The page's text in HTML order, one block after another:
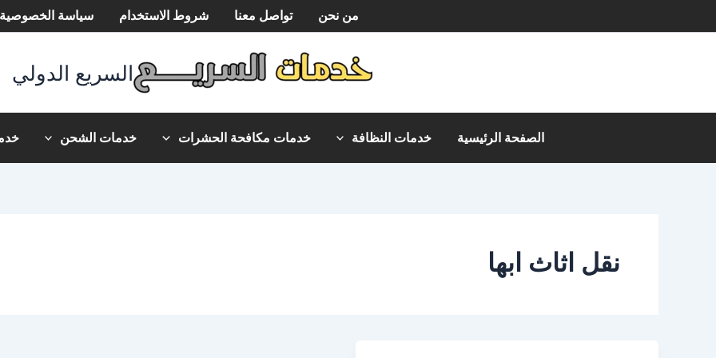
إلى
من نحن تواصل معنا شروط الاستخدام سياسة الخصوصية
السريع الدولي
الصفحة الرئيسية خدمات النظافة خدمات مكافحة الحشرات خدمات الشحن
نقل اثاث ابها